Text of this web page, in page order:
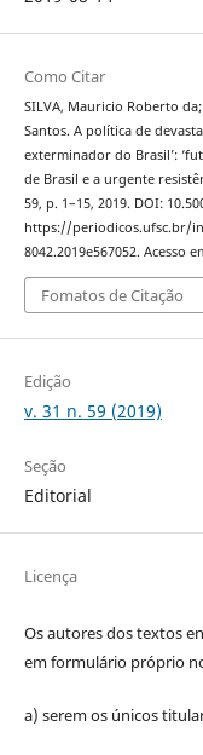
Como Citar
SILVA, Mauricio Roberto da;
Santos. A política de
exterminador do Brasil’:
de Brasil e a urgente
59, p. 1–15, 2019. DOI:
https://periodicos.ufsc.br/
8042.2019e567052. Acesso
Fomatos de Citação
Edição
v. 31 n. 59 (2019)
Seção
Editorial
Licença
Os autores dos textos
em formulário próprio
a) serem os únicos